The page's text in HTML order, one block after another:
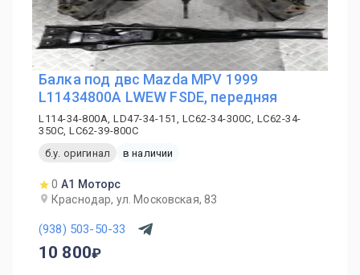
Балка под двс Mazda MPV 1999
L11434800A LWEW FSDE, передняя
L114-34-800A, LD47-34-151, LC62-34-300C, LC62-34-
350C, LC62-39-800C
б.у. оригинал
в наличии
0 А1 Моторс
Краснодар, ул. Московская, 83
(938) 503-50-33
10 800